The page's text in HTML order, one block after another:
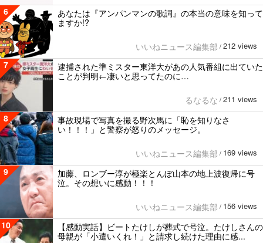
6
あなたは『アンパンマンの歌詞』の本当の意味を知って
ますか!?
いいねニュース編集部 / 212 views
7
逮捕された準ミスター東洋大があの人気番組に出ていた
ことが判明←凄いと思ってたのに…
るなるな / 211 views
8
事故現場で写真を撮る野次馬に「恥を知りなさ
い！！！」と警察が怒りのメッセージ。
いいねニュース編集部 / 169 views
9
加藤、ロンブー淳が極楽とんぼ山本の地上波復帰に号
泣。その想いに感動！！！
いいねニュース編集部 / 156 views
10
【感動実話】ビートたけしが葬式で号泣。たけしさんの
母親が「小遣いくれ！」と請求し続けた理由に感...